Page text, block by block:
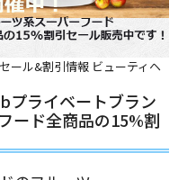
セール&割引情報 ビューティヘ
プライベートブラン
ード全商品の15%割